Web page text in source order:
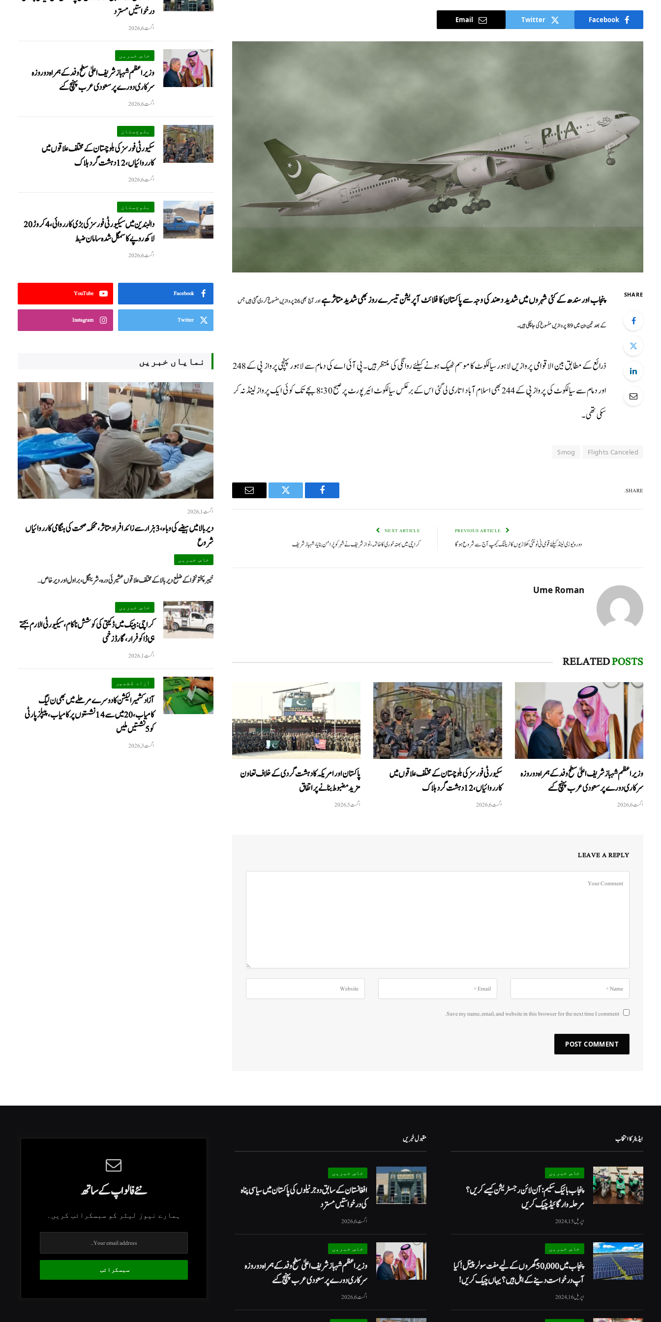
Facebook
Twitter
Email
SHARE پنجاب اور سندھ کے کئی شہروں میں شدید دھند کی وجہ سے پاکستان کا فلائٹ آپریشن تیسرے روز بھی شدید متاثر ہے اور آج بھی 26 پروازیں منسوخ کر دی گئی ہیں جس
کے بعد تین دن میں 89 پروازیں منسوخ کی جاچکی ہیں۔
ذرائع کے مطابق بین الاقوامی پروازیں لاہور سیالکوٹ کا موسم ٹھیک ہونے کیلئے روانگی کی منتظر ہیں۔پی آئی اے کی دمام سے لاہور پہنچی پرواز پی کے 248
اور دمام سے سیالکوٹ کی پرواز پی کے 244 بھی اسلام آباد اتاری لی گئی اس کے برعکس سیالکوٹ ائیرپورٹ پر صبح 8:30 بجے تک کوئی ایک پرواز لینڈ نہ کر
سکی تھی۔
Flights Canceled
Smog
SHARE.
Facebook
Twitter
Email
دورہ نیوزی لینڈ کیلئے قومی ٹی ٹوئنٹی کھلاڑیوں کا ٹریننگ کیمپ آج سے شروع ہوگا
NEXT ARTICLE
کراچی میں بھتہ خوری کا خاتمہ، نواز شریف نے شہر کو پُر امن بنایا، شہباز شریف
Ume Roman
RELATEDPOSTS
وزیراعظم شہبازشریف اعلیٰ سطح وفد کے ہمراہ دو روزه
سرکاری دورے پر سعودی عرب پہنچ گئے
اگست 6, 2026
سکیورٹی فورسز کی بلوچستان کے مختلف علاقوں میں
کارروائیاں ، 12 دہشت گرد ہلاک
اگست 6, 2026
پاکستان اور امریکہ کا دہشت گردی کے خلاف تعاون
مزید مضبوط بنانے پر اتفاق
اگست 5, 2026
LEAVE A REPLY
Save my name, email, and website in this browser for the next time I comment.
درخواستیں مسترد
اگست 6, 2026
خاص خبریں
وزیراعظم شہبازشریف اعلیٰ سطح وفد کے ہمراہ دو روزه
سرکاری دورے پر سعودی عرب پہنچ گئے
اگست 6, 2026
بلوچستان
سکیورٹی فورسز کی بلوچستان کے مختلف علاقوں میں
کارروائیاں ، 12 دہشت گرد ہلاک
اگست 6, 2026
بلوچستان
دالبندین میں سیکیورٹی فورسز کی بڑی کارروائی، 4 کروڑ 20
لاکھ روپے کا سمگل شدہ سامان ضبط
اگست 6, 2026
Facebook
YouTube
Twitter
Instagram
نمایاں خبریں
اگست 1, 2026
دیر بالا میں ہیضے کی وباء، 3 ہزار سے زائد افراد متاثر، محکمہ صحت کی ہنگامی کارروائیاں
شروع
خاص خبریں
خیبرپختونخوا کے ضلع دیر بالا کے مختلف علاقوں عشیرئی درہ، شرینگل، براول اور دیر خاص…
خاص خبریں
کراچی: بینک میں ڈکیتی کی کوشش ناکام، سیکیورٹی الارم بجتے
ہی ڈاکو فرار، گارڈ زخمی
اگست 1, 2026
آزاد کشمیر
آزاد کشمیر الیکشن کا دوسرے مرحلے میں بھی ن لیگ
کامیاب، 20 میں سے 14 نشستوں پر کامیاب، پیپلزپارٹی
کو 5 نشستیں ملیں
اگست 3, 2026
ایڈیٹر کا انتخاب
خاص خبریں
پنجاب بائیک سکیم: آن لائن رجسٹریشن کیسے کریں؟
مرحلہ وار گائیڈ چیک کریں
اپریل 15, 2024
خاص خبریں
پنجاب میں 50,000 گھروں کے لیے مفت سولر پینل! کیا
آپ درخواست دینے کے اہل ہیں؟ یہاں چیک کریں!
اپریل 16, 2024
مقبول خبریں
خاص خبریں
افغانستان کے سابق دو جرنیلوں کی پاکستان میں سیاسی پناہ
کی درخواستیں مسترد
اگست 6, 2026
خاص خبریں
وزیراعظم شہبازشریف اعلیٰ سطح وفد کے ہمراہ دو روزه
سرکاری دورے پر سعودی عرب پہنچ گئے
اگست 6, 2026
نئے فالو اپ کے ساتھ
ہمارے نیوز لیٹر کو سبسکرائب کریں۔